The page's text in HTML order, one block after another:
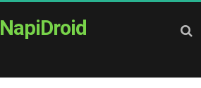
NapiDroid